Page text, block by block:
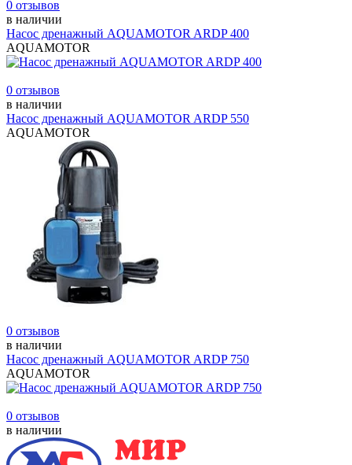
0 отзывов
в наличии
Насос дренажный AQUAMOTOR ARDP 400
AQUAMOTOR
0 отзывов
в наличии
Насос дренажный AQUAMOTOR ARDP 550
AQUAMOTOR
0 отзывов
в наличии
Насос дренажный AQUAMOTOR ARDP 750
AQUAMOTOR
0 отзывов
в наличии